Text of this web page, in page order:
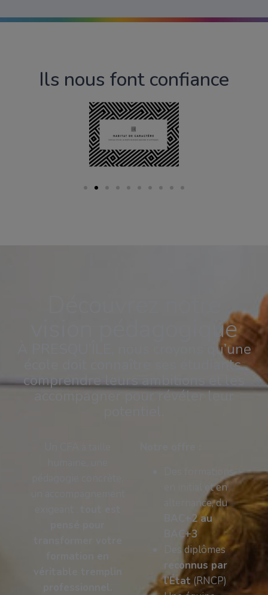
Ils nous font confiance
vision pédagogique
À PRESQU’ÎLE, nous croyons qu’une
école doit connaître ses étudiants,
comprendre leurs ambitions et les
accompagner pour révéler leur
Des formations
en initial et en
alternance, du
BAC+2 au
BAC+3
Des diplômes
reconnus par
l’État (RNCP)